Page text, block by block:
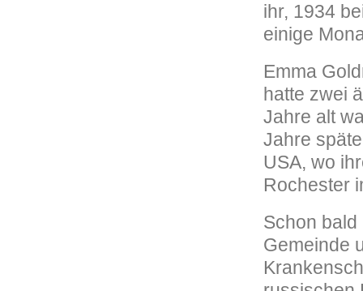
ihr, 1934
einige
Emma
hatte zwei
Jahre alt
Jahre
USA, wo
Rochester
Schon
Gemeinde